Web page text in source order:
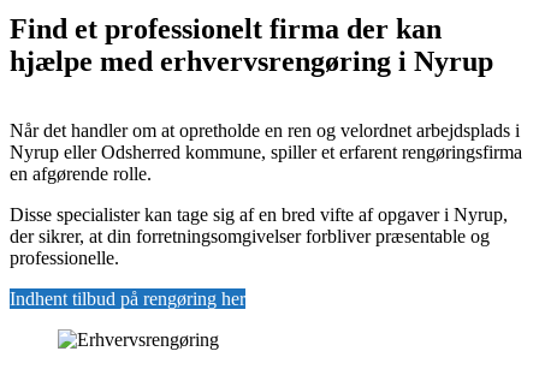
Find et professionelt firma der kan
hjælpe med erhvervsrengøring i Nyrup
Når det handler om at opretholde en ren og velordnet arbejdsplads i
Nyrup eller Odsherred kommune, spiller et erfarent rengøringsfirma
en afgørende rolle.
Disse specialister kan tage sig af en bred vifte af opgaver i Nyrup,
der sikrer, at din forretningsomgivelser forbliver præsentable og
professionelle.
Indhent tilbud på rengøring her